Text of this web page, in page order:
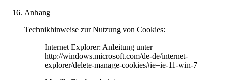
Anhang
Technikhinweise zur Nutzung von Cookies:
Internet Explorer: Anleitung unter
http://windows.microsoft.com/de-de/internet-
explorer/delete-manage-cookies#ie=ie-11-win-7